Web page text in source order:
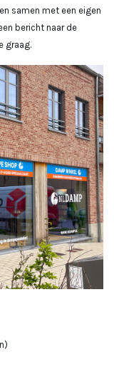
samen met een eigen
bericht naar de
graag.